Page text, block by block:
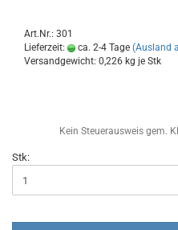
Art.Nr.: 301
Lieferzeit:
ca. 2-4 Tage (Ausland
Versandgewicht: 0,226 kg je Stk
Kein Steuerausweis gem.
Stk: